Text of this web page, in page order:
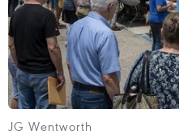
JG Wentworth